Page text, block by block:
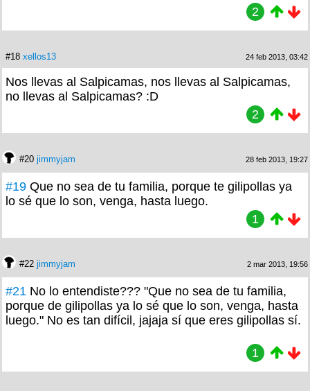
2
#18 xellos13 24 feb 2013, 03:42
Nos llevas al Salpicamas, nos llevas al Salpicamas,
no llevas al Salpicamas? :D
2
#20 jimmyjam 28 feb 2013, 19:27
#19 Que no sea de tu familia, porque te gilipollas ya
lo sé que lo son, venga, hasta luego.
1
#22 jimmyjam 2 mar 2013, 19:56
#21 No lo entendiste??? "Que no sea de tu familia,
porque de gilipollas ya lo sé que lo son, venga, hasta
luego." No es tan difícil, jajaja sí que eres gilipollas sí.
1